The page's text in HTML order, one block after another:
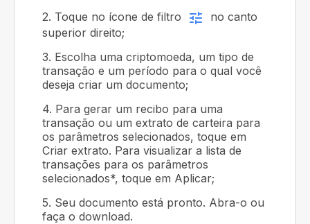
2. Toque no ícone de filtro
no canto
superior direito;
3. Escolha uma criptomoeda, um tipo de
transação e um período para o qual você
deseja criar um documento;
4. Para gerar um recibo para uma
transação ou um extrato de carteira para
os parâmetros selecionados, toque em
Criar extrato. Para visualizar a lista de
transações para os parâmetros
selecionados*, toque em Aplicar;
5. Seu documento está pronto. Abra-o ou
faça o download.